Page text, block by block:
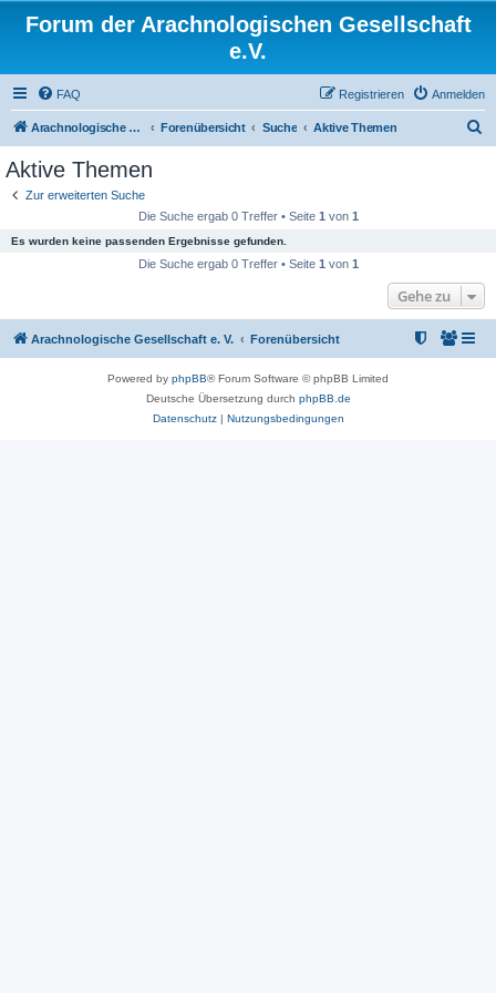
Forum der Arachnologischen Gesellschaft
e.V.
FAQ Anmelden
Registrieren
Arachnologische Gesellschaft e. V. Forenübersicht Suche Aktive Themen
Aktive Themen
Zur erweiterten Suche
Die Suche ergab 0 Treffer • Seite 1 von 1
Es wurden keine passenden Ergebnisse gefunden.
Die Suche ergab 0 Treffer • Seite 1 von 1
Gehe zu
Arachnologische Gesellschaft e. V. Forenübersicht
Powered by phpBB® Forum Software © phpBB Limited
Deutsche Übersetzung durch phpBB.de
Datenschutz| Nutzungsbedingungen